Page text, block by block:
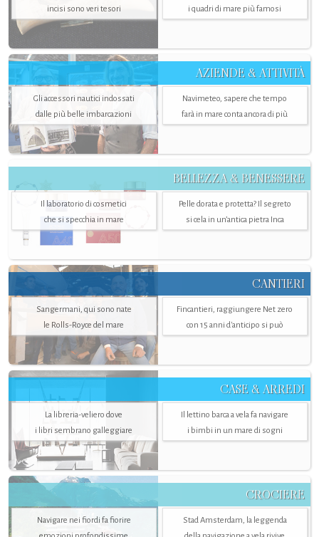
incisi sono veri tesori
i quadri di mare più famosi
AZIENDE & ATTIVITÀ
Gli accessori nautici indossati
dalle più belle imbarcazioni
Navimeteo, sapere che tempo
farà in mare conta ancora di più
BELLEZZA & BENESSERE
Il laboratorio di cosmetici
che si specchia in mare
Pelle dorata e protetta? Il segreto
si cela in un’antica pietra Inca
CANTIERI
Sangermani, qui sono nate
le Rolls-Royce del mare
Fincantieri, raggiungere Net zero
con 15 anni d'anticipo si può
CASE & ARREDI
La libreria-veliero dove
i libri sembrano galleggiare
Il lettino barca a vela fa navigare
i bimbi in un mare di sogni
CROCIERE
Navigare nei fiordi fa fiorire
Stad Amsterdam, la leggenda